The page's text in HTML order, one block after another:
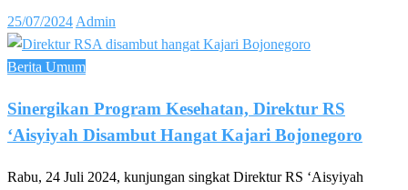
Posted
on
25/07/2024 Admin
Berita Umum
Sinergikan Program Kesehatan, Direktur RS
‘Aisyiyah Disambut Hangat Kajari Bojonegoro
Rabu, 24 Juli 2024, kunjungan singkat Direktur RS ‘Aisyiyah